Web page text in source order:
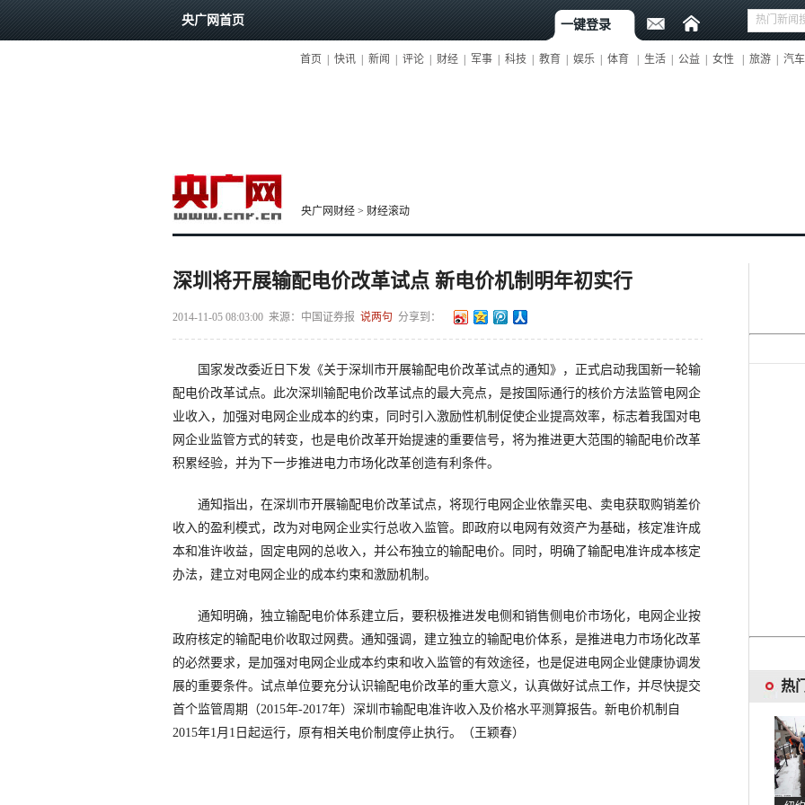
央广网首页 一键登录
首页 快讯 新闻 评论 财经 军事 科技 教育 娱乐 体育 生活 公益 女性 旅游 汽车
央广网财经 > 财经滚动
深圳将开展输配电价改革试点 新电价机制明年初实行
2014-11-05 08:03:00 来源： 中国证券报 说两句 分享到：
国家发改委近日下发《关于深圳市开展输配电价改革试点的通知》，正式启动我国新一轮输
配电价改革试点。此次深圳输配电价改革试点的最大亮点，是按国际通行的核价方法监管电网企
业收入，加强对电网企业成本的约束，同时引入激励性机制促使企业提高效率，标志着我国对电
网企业监管方式的转变，也是电价改革开始提速的重要信号，将为推进更大范围的输配电价改革
积累经验，并为下一步推进电力市场化改革创造有利条件。
通知指出，在深圳市开展输配电价改革试点，将现行电网企业依靠买电、卖电获取购销差价
收入的盈利模式，改为对电网企业实行总收入监管。即政府以电网有效资产为基础，核定准许成
本和准许收益，固定电网的总收入，并公布独立的输配电价。同时，明确了输配电准许成本核定
办法，建立对电网企业的成本约束和激励机制。
通知明确，独立输配电价体系建立后，要积极推进发电侧和销售侧电价市场化，电网企业按
政府核定的输配电价收取过网费。通知强调，建立独立的输配电价体系，是推进电力市场化改革
的必然要求，是加强对电网企业成本约束和收入监管的有效途径，也是促进电网企业健康协调发
展的重要条件。试点单位要充分认识输配电价改革的重大意义，认真做好试点工作，并尽快提交
首个监管周期（2015年-2017年）深圳市输配电准许收入及价格水平测算报告。新电价机制自
2015年1月1日起运行，原有相关电价制度停止执行。（王颖春）
热